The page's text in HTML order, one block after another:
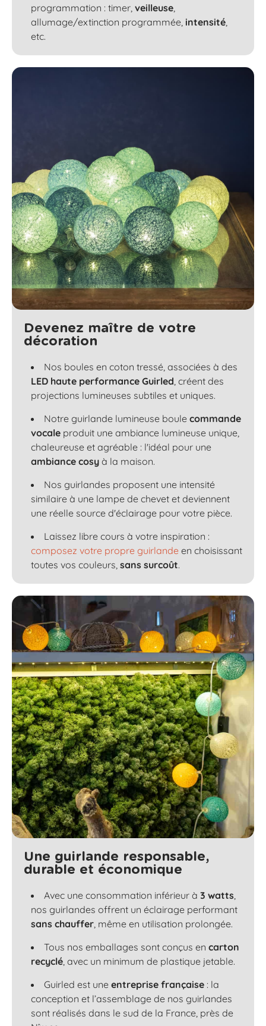
programmation : timer, veilleuse,
allumage/extinction programmée, intensité,
etc.
Devenez maître de votre
décoration
Nos boules en coton tressé, associées à des
LED haute performance Guirled, créent des
projections lumineuses subtiles et uniques.
Notre guirlande lumineuse boule commande
vocale produit une ambiance lumineuse unique,
chaleureuse et agréable : l'idéal pour une
ambiance cosy à la maison.
Nos guirlandes proposent une intensité
similaire à une lampe de chevet et deviennent
une réelle source d'éclairage pour votre pièce.
Laissez libre cours à votre inspiration :
composez votre propre guirlande en choisissant
toutes vos couleurs, sans surcoût.
Une guirlande responsable,
durable et économique
Avec une consommation inférieur à 3 watts,
nos guirlandes offrent un éclairage performant
sans chauffer, même en utilisation prolongée.
Tous nos emballages sont conçus en carton
recyclé, avec un minimum de plastique jetable.
Guirled est une entreprise française : la
conception et l’assemblage de nos guirlandes
sont réalisés dans le sud de la France, près de